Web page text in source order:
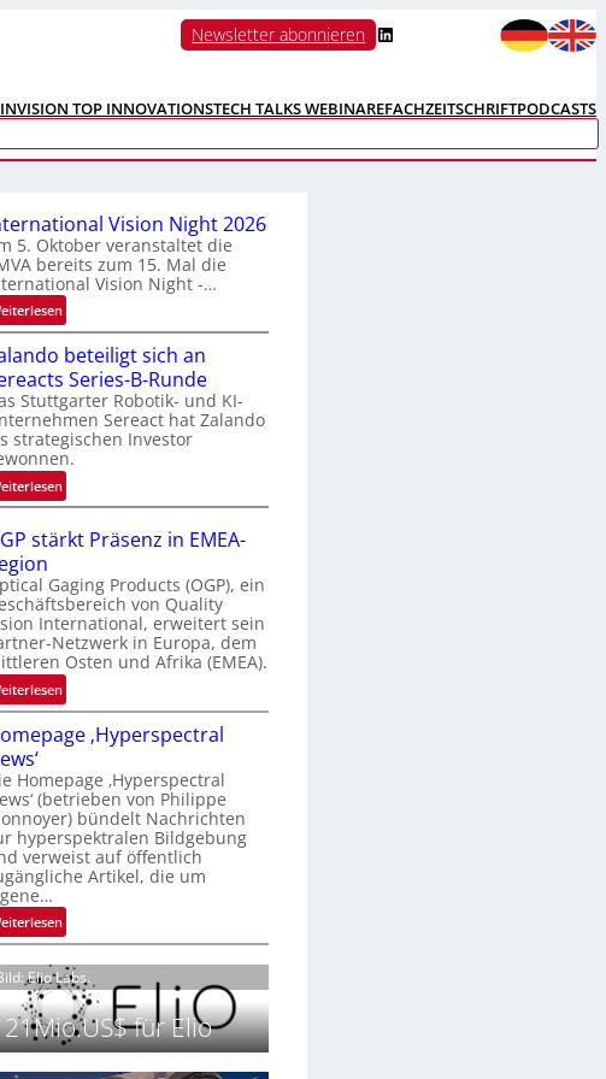
Newsletter abonnieren LinkedIn
INVISION TOP INNOVATIONSTECH TALKS WEBINAREFACHZEITSCHRIFTPODCASTS
Vision Night 2026
5. Oktober veranstaltet die
bereits zum 15. Mal die
Vision Night -…
:
I
n
t
e
r
n
a
t
o
a
l
V
i
s
i
n
i
g
h
t
2
0
2
6
beteiligt sich an
Series-B-Runde
Stuttgarter Robotik- und KI-
Sereact hat Zalando
strategischen Investor
:
Z
l
n
d
o
b
e
t
e
l
i
g
t
s
c
h
a
n
S
e
r
stärkt Präsenz in EMEA-
Gaging Products (OGP), ein
von Quality
International, erweitert sein
Netzwerk in Europa, dem
Osten und Afrika (EMEA).
:
O
G
s
t
ä
r
k
P
r
ä
s
e
n
z
‚Hyperspectral
Homepage ‚Hyperspectral
(betrieben von Philippe
bündelt Nachrichten
hyperspektralen Bildgebung
verweist auf öffentlich
Artikel, die um
:
H
o
m
e
p
a
Elio Labs.
21Mio.US$ für Elio